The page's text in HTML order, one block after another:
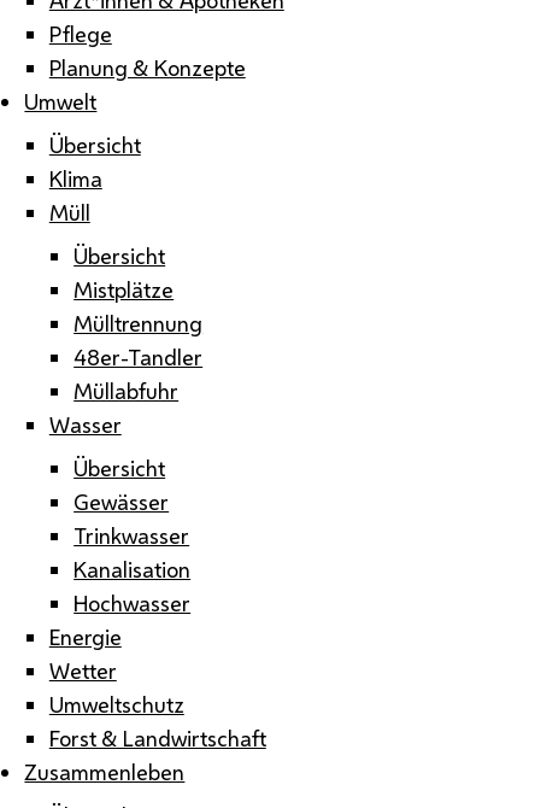
Pflege
Planung & Konzepte
Umwelt
Übersicht
Klima
Müll
Übersicht
Mistplätze
Mülltrennung
48er-Tandler
Müllabfuhr
Wasser
Übersicht
Gewässer
Trinkwasser
Kanalisation
Hochwasser
Energie
Wetter
Umweltschutz
Forst & Landwirtschaft
Zusammenleben